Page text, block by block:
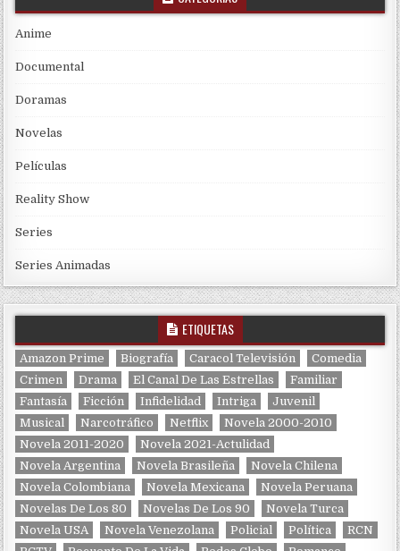
Anime
Documental
Doramas
Novelas
Películas
Reality Show
Series
Series Animadas
ETIQUETAS
Amazon Prime Biografía Caracol Televisión
Comedia
Crimen
Drama El Canal De Las Estrellas
Familiar
Fantasía
Ficción Infidelidad Intriga
Juvenil
Musical
Narcotráfico Netflix
Novela 2000-2010
Novela 2011-2020
Novela 2021-Actulidad
Novela Argentina
Novela Brasileña
Novela Chilena
Novela Colombiana
Novela Mexicana
Novela Peruana
Novelas De Los 80
Novelas De Los 90
Novela Turca
Novela USA
Novela Venezolana Policial Política
RCN